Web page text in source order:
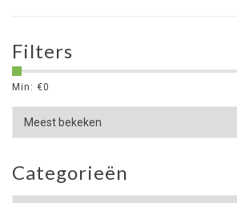
Filters
Min: €0
Categorieën